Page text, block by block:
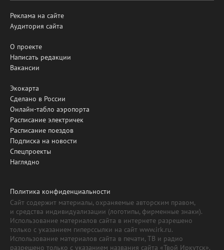
Реклама на сайте
Аудитория сайта
О проекте
Написать редакции
Вакансии
Экокарта
Сделано в России
Онлайн-табло аэропорта
Расписание электричек
Расписание поездов
Подписка на новости
Спецпроекты
Наглядно
Политика конфиденциальности
Сайт содержит материалы, охраняемые авторским правом,
и средства индивидуализации (логотипы, фирменные знаки).
Использование материалов сайта в интернете разрешено
только с указанием гиперссылки на сайт www.irk.ru.
Использование материалов сайта в печати, ТВ и радио
разрешено только с указанием названия сайта «Твой Иркутск».